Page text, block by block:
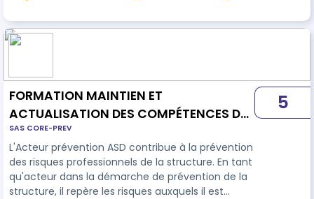
FORMATION MAINTIEN ET
ACTUALISATION DES COMPÉTENCES DE
L'ACTEUR PRÉVENTION - AIDES ET SOINS
À DOMICILE
SAS CORE-PREV
L'Acteur prévention ASD contribue à la prévention
des risques professionnels de la structure. En tant
qu'acteur dans la démarche de prévention de la
structure, il repère les risques auxquels il est
5